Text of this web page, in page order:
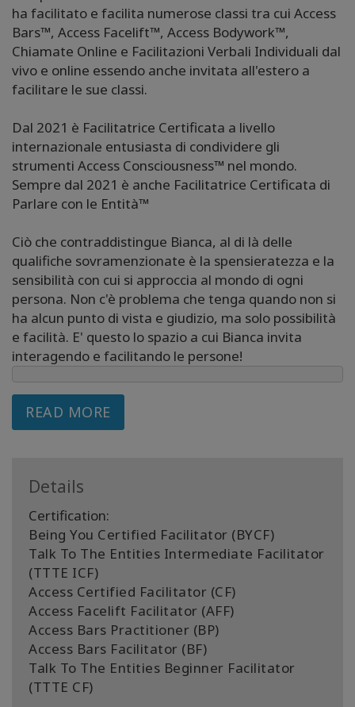
ha facilitato e facilita numerose classi tra cui Access
Bars™, Access Facelift™, Access Bodywork™,
Chiamate Online e Facilitazioni Verbali Individuali dal
vivo e online essendo anche invitata all'estero a
facilitare le sue classi.
Dal 2021 è Facilitatrice Certificata a livello
internazionale entusiasta di condividere gli
strumenti Access Consciousness™ nel mondo.
Sempre dal 2021 è anche Facilitatrice Certificata di
Parlare con le Entità™
Ciò che contraddistingue Bianca, al di là delle
qualifiche sovramenzionate è la spensieratezza e la
sensibilità con cui si approccia al mondo di ogni
persona. Non c'è problema che tenga quando non si
ha alcun punto di vista e giudizio, ma solo possibilità
e facilità. E' questo lo spazio a cui Bianca invita
interagendo e facilitando le persone!
READ MORE
Details
Certification:
Being You Certified Facilitator (BYCF)
Talk To The Entities Intermediate Facilitator
(TTTE ICF)
Access Certified Facilitator (CF)
Access Facelift Facilitator (AFF)
Access Bars Practitioner (BP)
Access Bars Facilitator (BF)
Talk To The Entities Beginner Facilitator
(TTTE CF)